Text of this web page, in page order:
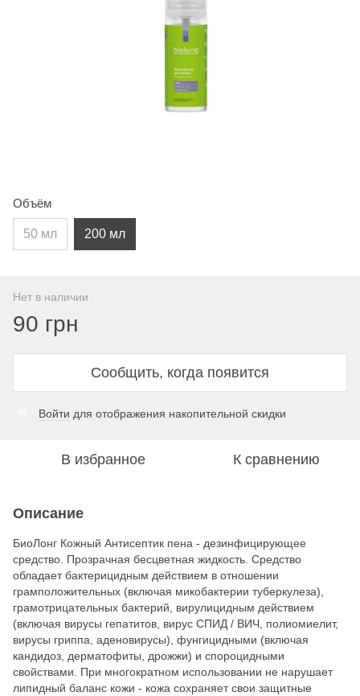
Объём
50 мл 200 мл
Нет в наличии
90 грн
Сообщить, когда появится
Войти для отображения накопительной скидки
В избранное К сравнению
Описание
БиоЛонг Кожный Антисептик пена - дезинфицирующее
средство. Прозрачная бесцветная жидкость. Средство
обладает бактерицидным действием в отношении
грамположительных (включая микобактерии туберкулеза),
грамотрицательных бактерий, вирулицидным действием
(включая вирусы гепатитов, вирус СПИД / ВИЧ, полиомиелит,
вирусы гриппа, аденовирусы), фунгицидными (включая
кандидоз, дерматофиты, дрожжи) и спороцидными
свойствами. При многократном использовании не нарушает
липидный баланс кожи - кожа сохраняет свои защитные